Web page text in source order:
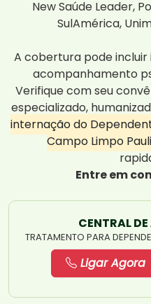
New Saúde Leader,
SulAmérica,
A cobertura pode
acompanhamento
Verifique com seu
especializado,
internação do
Campo Limpo
Entre em
CENTRAL
TRATAMENTO PARA
Ligar Agora